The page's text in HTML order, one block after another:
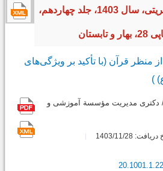
اسلام و پژوهش های مدیریتی، سال 1403، جلد چهاردهم،
منظر قرآن (با تأکید بر ویژگی‌های
)
دکتری مدیریت مؤسسة آموزشی و
1403/11/28